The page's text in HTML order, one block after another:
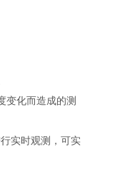
化而造成的测
实时观测，可实